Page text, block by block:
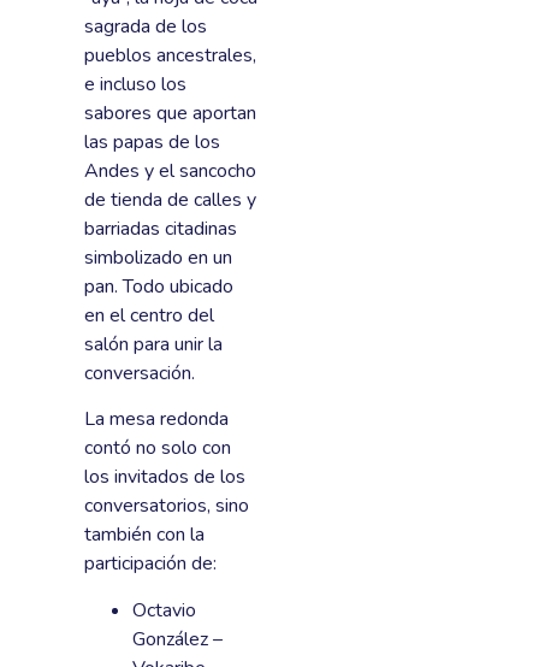
sagrada de los
pueblos ancestrales,
e incluso los
sabores que aportan
las papas de los
Andes y el sancocho
de tienda de calles y
barriadas citadinas
simbolizado en un
pan. Todo ubicado
en el centro del
salón para unir la
conversación.
La mesa redonda
contó no solo con
los invitados de los
conversatorios, sino
también con la
participación de:
Octavio
González –